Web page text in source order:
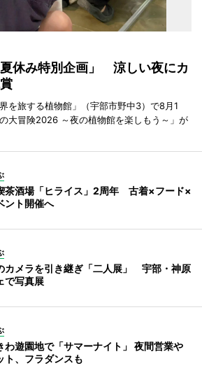
休み特別企画」 涼しい夜にカ
を旅する植物館」（宇部市野中3）で8月1
大冒険2026 ～夜の植物館を楽しもう～」が
茶酒場「ヒライス」2周年 古着×フード×
ント開催へ
カメラを引き継ぎ「二人展」 宇部・神原
で写真展
わ遊園地で「サマーナイト」 夜間営業や
ト、フラダンスも